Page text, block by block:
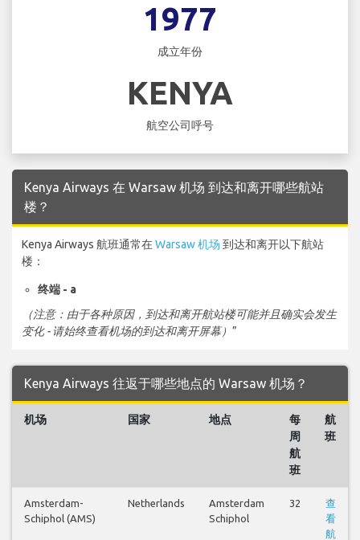
1977
成立年份
KENYA
航空公司呼号
Kenya Airways 在 Warsaw 机场 到达和离开哪些航站
楼？
Kenya Airways 航班通常在Warsaw 机场 到达和离开以下航站
楼：
终端 - a
（注意：由于各种原因，到达和离开航站楼可能并且确实会发生
变化 - 请始终查看机场的到达和离开屏幕） ”
Kenya Airways 往返于哪些地点的 Warsaw 机场？
机场 国家 地点
每
周
航
班
航
班
Amsterdam-
Schiphol (AMS)
Netherlands
Amsterdam
Schiphol
32
查
看
航